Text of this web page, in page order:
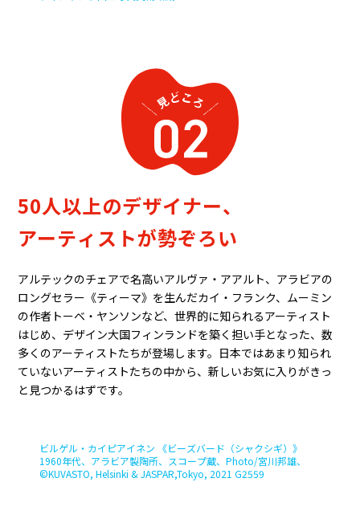
50人以上のデザイナー、
アーティストが勢ぞろい
アルテックのチェアで名高いアルヴァ・アアルト、アラビアの
ロングセラー《ティーマ》を生んだカイ・フランク、ムーミン
の作者トーベ・ヤンソンなど、世界的に知られるアーティスト
はじめ、デザイン大国フィンランドを築く担い手となった、数
多くのアーティストたちが登場します。日本ではあまり知られ
ていないアーティストたちの中から、新しいお気に入りがきっ
と見つかるはずです。
ビルゲル・カイピアイネン 《ビーズバード（シャクシギ）》
1960年代、アラビア製陶所、スコープ蔵、Photo/宮川邦雄、
©︎KUVASTO, Helsinki & JASPAR,Tokyo, 2021 G2559